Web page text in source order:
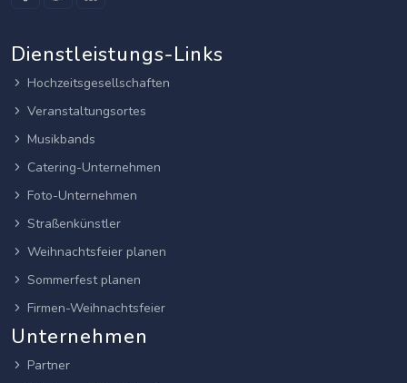
Dienstleistungs-Links
Hochzeitsgesellschaften
Veranstaltungsortes
Musikbands
Catering-Unternehmen
Foto-Unternehmen
Straßenkünstler
Weihnachtsfeier planen
Sommerfest planen
Firmen-Weihnachtsfeier
Unternehmen
Partner